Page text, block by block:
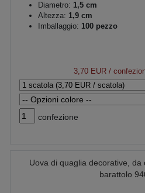
Diametro: 1,5 cm
Altezza: 1,9 cm
Imballaggio: 100 pezzo
3,70 EUR /
confezione
Uova di quaglia decorative,
barattolo